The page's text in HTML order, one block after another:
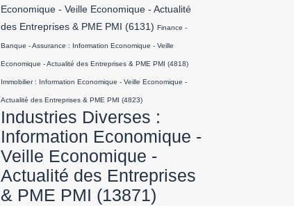
Economique - Veille Economique - Actualité
des Entreprises & PME PMI
(6131) Finance -
Banque - Assurance : Information Economique - Veille
Economique - Actualité des Entreprises & PME PMI (4818)
Immobilier : Information Economique - Veille Economique -
Actualité des Entreprises & PME PMI (4823)
Industries Diverses :
Information Economique -
Veille Economique -
Actualité des Entreprises
& PME PMI (13871)